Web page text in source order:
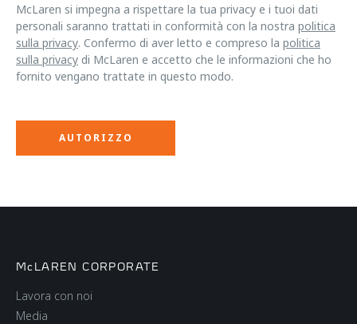
McLaren si impegna a rispettare la tua privacy e i tuoi dati
personali saranno trattati in conformità con la nostra politica
sulla privacy. Confermo di aver letto e compreso la politica
sulla privacy di McLaren e accetto che le informazioni che ho
fornito vengano trattate in questo modo.
McLAREN CORPORATE
Lavora con noi
Media